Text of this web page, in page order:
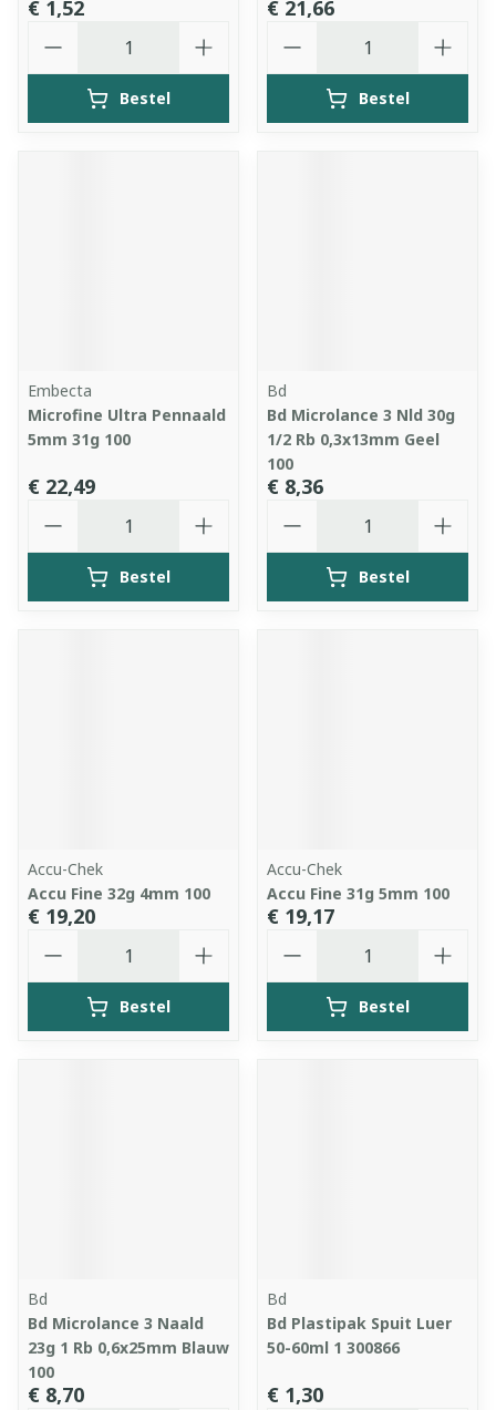
€ 1,52
Bestel
€ 21,66
Bestel
Embecta
Microfine Ultra Pennaald
5mm 31g 100
€ 22,49
Bestel
Bd
Bd Microlance 3 Nld 30g
1/2 Rb 0,3x13mm Geel
100
€ 8,36
Bestel
Accu-Chek
Accu Fine 32g 4mm 100
€ 19,20
Bestel
Accu-Chek
Accu Fine 31g 5mm 100
€ 19,17
Bestel
Bd
Bd Microlance 3 Naald
23g 1 Rb 0,6x25mm Blauw
100
€ 8,70
Bd
Bd Plastipak Spuit Luer
50-60ml 1 300866
€ 1,30